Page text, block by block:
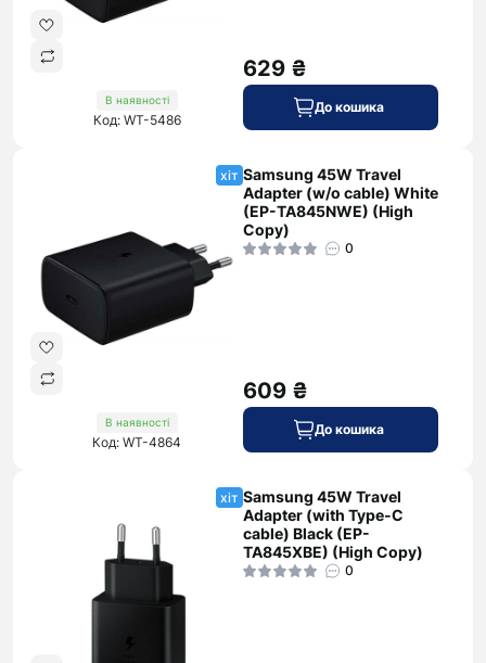
В наявності
Код: WT-5486
629 ₴
До кошика
хіт
В наявності
Код: WT-4864
Samsung 45W Travel
Adapter (w/o cable) White
(EP-TA845NWE) (High
Copy)
0
609 ₴
До кошика
хіт Samsung 45W Travel
Adapter (with Type-C
cable) Black (EP-
TA845XBE) (High Copy)
0